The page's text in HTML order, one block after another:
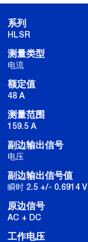
系列
HLSR
测量类型
电流
额定值
48 A
测量范围
159.5 A
副边输出信号
电压
副边输出信号值
瞬时 2.5 +/- 0.6914 V
原边信号
AC + DC
工作电压